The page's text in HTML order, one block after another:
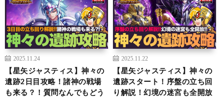
2025.11.24
【星矢ジャスティス】神々の
遺跡2日目攻略！諸神の戦場
も来る？！質問なんでもどう
2025.11.22
【星矢ジャスティス】神々の
遺跡スタート！序盤の立ち回
り解説！幻境の迷宮も全開放